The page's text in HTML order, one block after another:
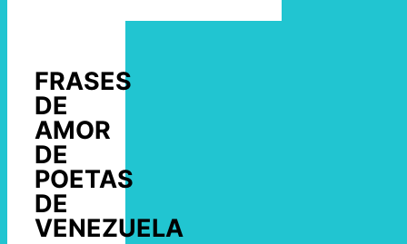
FRASES
DE
AMOR
DE
POETAS
DE
VENEZUELA